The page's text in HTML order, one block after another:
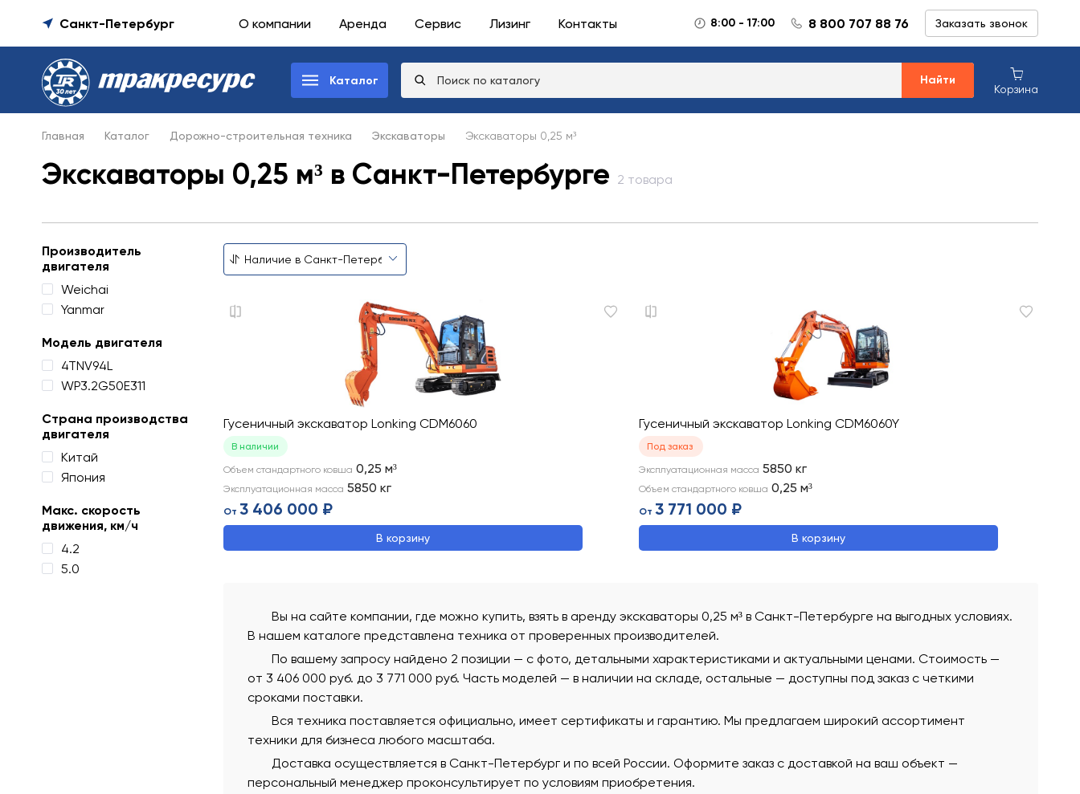
Санкт-Петербург О компании Аренда Сервис Лизинг Контакты 8:00 - 17:00 8 800 707 88 76 Заказать звонок
Каталог Найти
Корзина
Главная Каталог Дорожно-строительная техника Экскаваторы Экскаваторы 0,25 м³
Экскаваторы 0,25 м³ в Санкт-Петербурге 2 товара
Производитель
двигателя
Weichai
Yanmar
Модель двигателя
4TNV94L
WP3.2G50E311
Страна производства
двигателя
Китай
Япония
Макс. скорость
движения, км/ч
4.2
5.0
Гусеничный экскаватор Lonking CDM6060
В наличии
Объем стандартного ковша 0,25 м³
Эксплуатационная масса 5850 кг
От 3 406 000 ₽
В корзину
Гусеничный экскаватор Lonking CDM6060Y
Под заказ
Эксплуатационная масса 5850 кг
Объем стандартного ковша 0,25 м³
От 3 771 000 ₽
В корзину
Вы на сайте компании, где можно купить, взять в аренду экскаваторы 0,25 м³ в Санкт-Петербурге на выгодных условиях.
В нашем каталоге представлена техника от проверенных производителей.
По вашему запросу найдено 2 позиции — с фото, детальными характеристиками и актуальными ценами. Стоимость —
от 3 406 000 руб. до 3 771 000 руб. Часть моделей — в наличии на складе, остальные — доступны под заказ с четкими
сроками поставки.
Вся техника поставляется официально, имеет сертификаты и гарантию. Мы предлагаем широкий ассортимент
техники для бизнеса любого масштаба.
Доставка осуществляется в Санкт-Петербург и по всей России. Оформите заказ с доставкой на ваш объект —
персональный менеджер проконсультирует по условиям приобретения.